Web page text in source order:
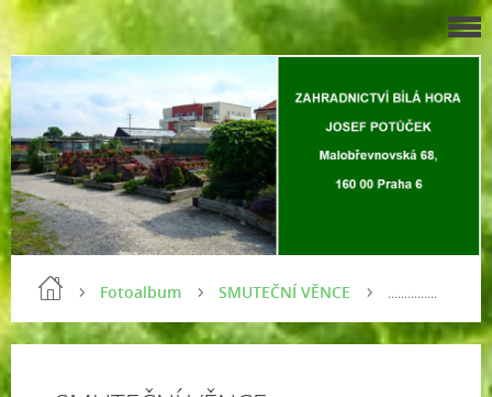
Fotoalbum SMUTEČNÍ VĚNCE ...............